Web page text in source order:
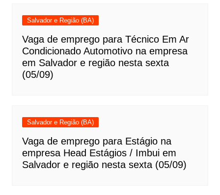
Salvador e Região (BA)
Vaga de emprego para Técnico Em Ar
Condicionado Automotivo na empresa
em Salvador e região nesta sexta
(05/09)
Salvador e Região (BA)
Vaga de emprego para Estágio na
empresa Head Estágios / Imbui em
Salvador e região nesta sexta (05/09)